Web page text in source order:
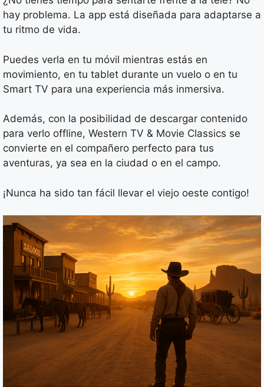
hay problema. La app está diseñada para adaptarse a
tu ritmo de vida.
Puedes verla en tu móvil mientras estás en
movimiento, en tu tablet durante un vuelo o en tu
Smart TV para una experiencia más inmersiva.
Además, con la posibilidad de descargar contenido
para verlo offline, Western TV & Movie Classics se
convierte en el compañero perfecto para tus
aventuras, ya sea en la ciudad o en el campo.
¡Nunca ha sido tan fácil llevar el viejo oeste contigo!